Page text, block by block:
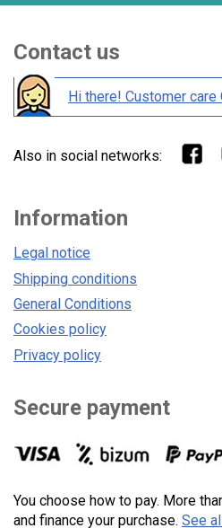
Contact us
Hi there! Customer care
Also in social networks:
Information
Legal notice
Shipping conditions
General Conditions
Cookies policy
Privacy policy
Secure payment
You choose how to pay. More
and finance your purchase. See